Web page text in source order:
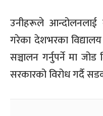
उनीहरूले
गरेका देशभरका
सञ्चालन गर्नुपर्ने मा जोड
सरकारको विरोध गर्दै